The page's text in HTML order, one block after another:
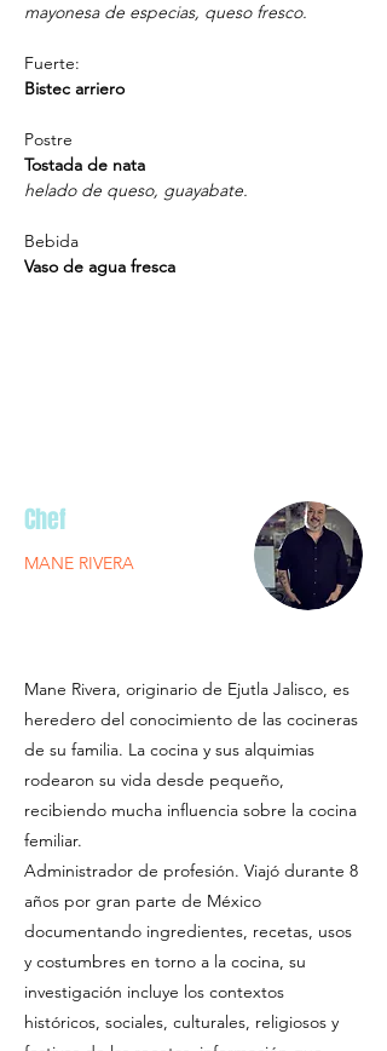
mayonesa de especias, queso fresco.
Fuerte:⁠
Bistec arriero
Postre
Tostada de nata
helado de queso, guayabate.
Bebida
Vaso de agua fresca
Chef
MANE RIVERA
Mane Rivera, originario de Ejutla Jalisco, es
heredero del conocimiento de las cocineras
de su familia. La cocina y sus alquimias
rodearon su vida desde pequeño,
recibiendo mucha influencia sobre la cocina
femiliar.
Administrador de profesión. Viajó durante 8
años por gran parte de México
documentando ingredientes, recetas, usos
y costumbres en torno a la cocina, su
investigación incluye los contextos
históricos, sociales, culturales, religiosos y